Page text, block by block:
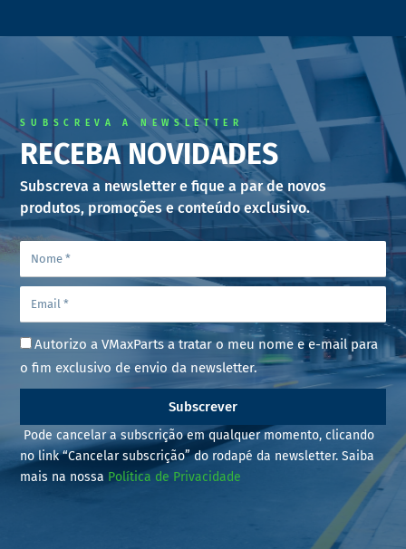
SUBSCREVA A NEWSLETTER
RECEBA NOVIDADES
Subscreva a newsletter e fique a par de novos
produtos, promoções e conteúdo exclusivo.
Autorizo a VMaxParts a tratar o meu nome e e-mail para
o fim exclusivo de envio da newsletter.
Subscrever
Pode cancelar a subscrição em qualquer momento, clicando
no link “Cancelar subscrição” do rodapé da newsletter. Saiba
mais na nossa Política de Privacidade